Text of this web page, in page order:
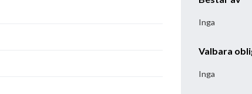
Inga
Valbara
Inga